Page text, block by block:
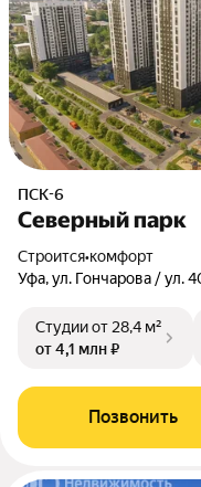
ПСК-6
Северный парк
Строится•комфорт
Уфа, ул. Гончарова / ул.
Студииот 28,4 м²
от 4,1 млн ₽
Позвонить